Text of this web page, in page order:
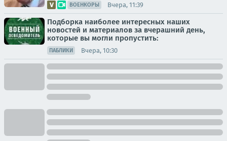
ВОЕНКОРЫ Вчера, 11:39
Подборка наиболее интересных наших
новостей и материалов за вчерашний день,
которые вы могли пропустить:
ПАБЛИКИ Вчера, 10:30